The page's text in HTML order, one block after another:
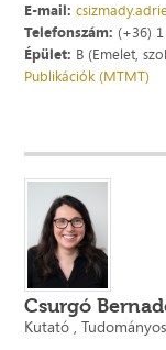
E-mail:
Telefonszám: (+36)
Épület: B (Emelet,
Publikációk (MTMT)
Csurgó
Kutató ,